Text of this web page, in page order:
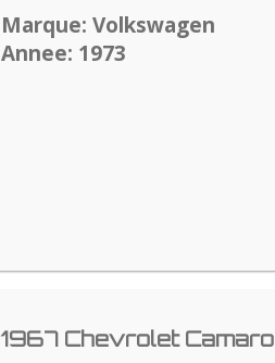
Marque: Volkswagen
Annee: 1973
1967 Chevrolet Camaro